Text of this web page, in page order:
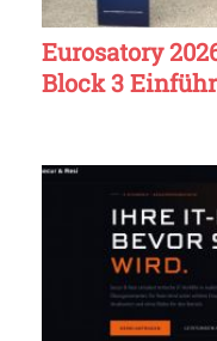
Eurosatory
Block 3